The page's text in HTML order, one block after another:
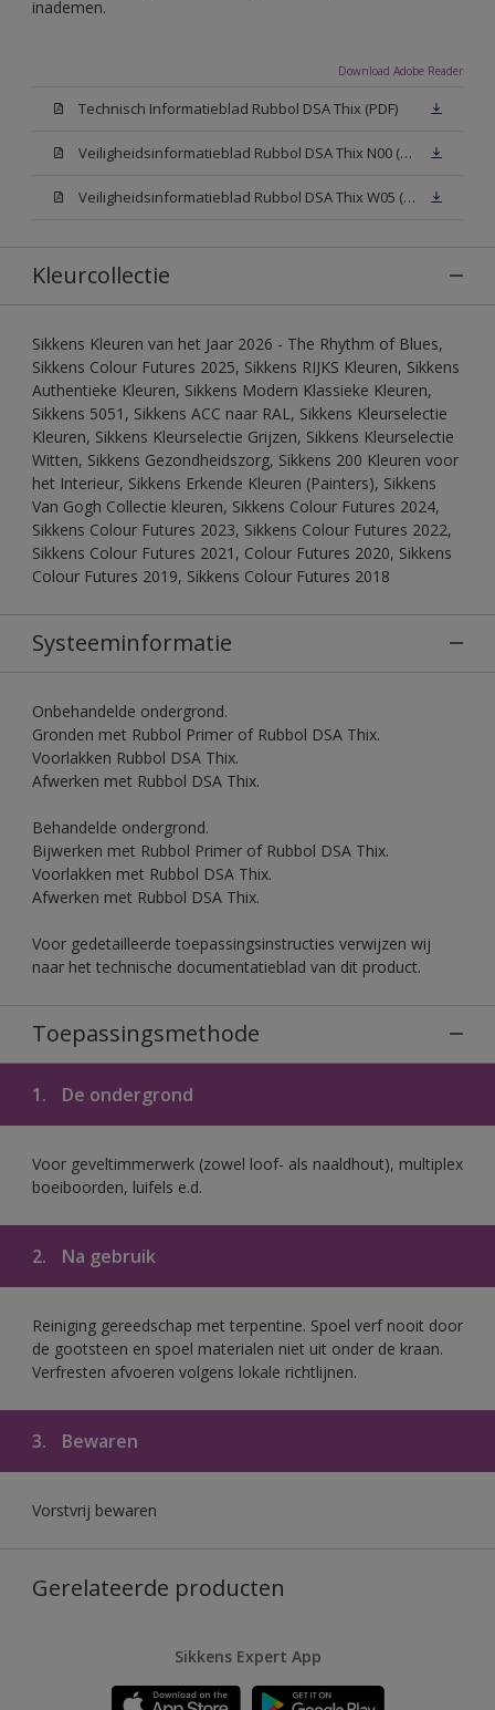
inademen.
Download Adobe Reader
Technisch Informatieblad Rubbol DSA Thix (PDF)
Veiligheidsinformatieblad Rubbol DSA Thix N00 (MSDS)
Veiligheidsinformatieblad Rubbol DSA Thix W05 (MSDS)
Kleurcollectie
Sikkens Kleuren van het Jaar 2026 - The Rhythm of Blues,
Sikkens Colour Futures 2025, Sikkens RIJKS Kleuren, Sikkens
Authentieke Kleuren, Sikkens Modern Klassieke Kleuren,
Sikkens 5051, Sikkens ACC naar RAL, Sikkens Kleurselectie
Kleuren, Sikkens Kleurselectie Grijzen, Sikkens Kleurselectie
Witten, Sikkens Gezondheidszorg, Sikkens 200 Kleuren voor
het Interieur, Sikkens Erkende Kleuren (Painters), Sikkens
Van Gogh Collectie kleuren, Sikkens Colour Futures 2024,
Sikkens Colour Futures 2023, Sikkens Colour Futures 2022,
Sikkens Colour Futures 2021, Colour Futures 2020, Sikkens
Colour Futures 2019, Sikkens Colour Futures 2018
Systeeminformatie
Onbehandelde ondergrond.
Gronden met Rubbol Primer of Rubbol DSA Thix.
Voorlakken Rubbol DSA Thix.
Afwerken met Rubbol DSA Thix.
Behandelde ondergrond.
Bijwerken met Rubbol Primer of Rubbol DSA Thix.
Voorlakken met Rubbol DSA Thix.
Afwerken met Rubbol DSA Thix.
Voor gedetailleerde toepassingsinstructies verwijzen wij
naar het technische documentatieblad van dit product.
Toepassingsmethode
1. De ondergrond
Voor geveltimmerwerk (zowel loof- als naaldhout), multiplex
boeiboorden, luifels e.d.
2. Na gebruik
Reiniging gereedschap met terpentine. Spoel verf nooit door
de gootsteen en spoel materialen niet uit onder de kraan.
Verfresten afvoeren volgens lokale richtlijnen.
3. Bewaren
Vorstvrij bewaren
Gerelateerde producten
Sikkens Expert App